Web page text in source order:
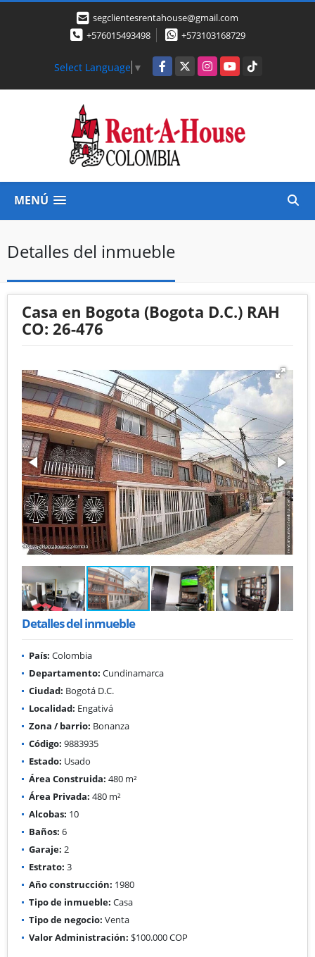
segclientesrentahouse@gmail.com
+576015493498
+573103168729
Select Language ▼ Facebook
X InstagramYouTubeTikTok
MENÚ
Detalles del inmueble
Casa en Bogota (Bogota D.C.) RAH
CO: 26-476
Detalles del inmueble
País: Colombia
Departamento: Cundinamarca
Ciudad: Bogotá D.C.
Localidad: Engativá
Zona / barrio: Bonanza
Código: 9883935
Estado: Usado
Área Construida: 480 m²
Área Privada: 480 m²
Alcobas: 10
Baños: 6
Garaje: 2
Estrato: 3
Año construcción: 1980
Tipo de inmueble: Casa
Tipo de negocio: Venta
Valor Administración: $100.000 COP